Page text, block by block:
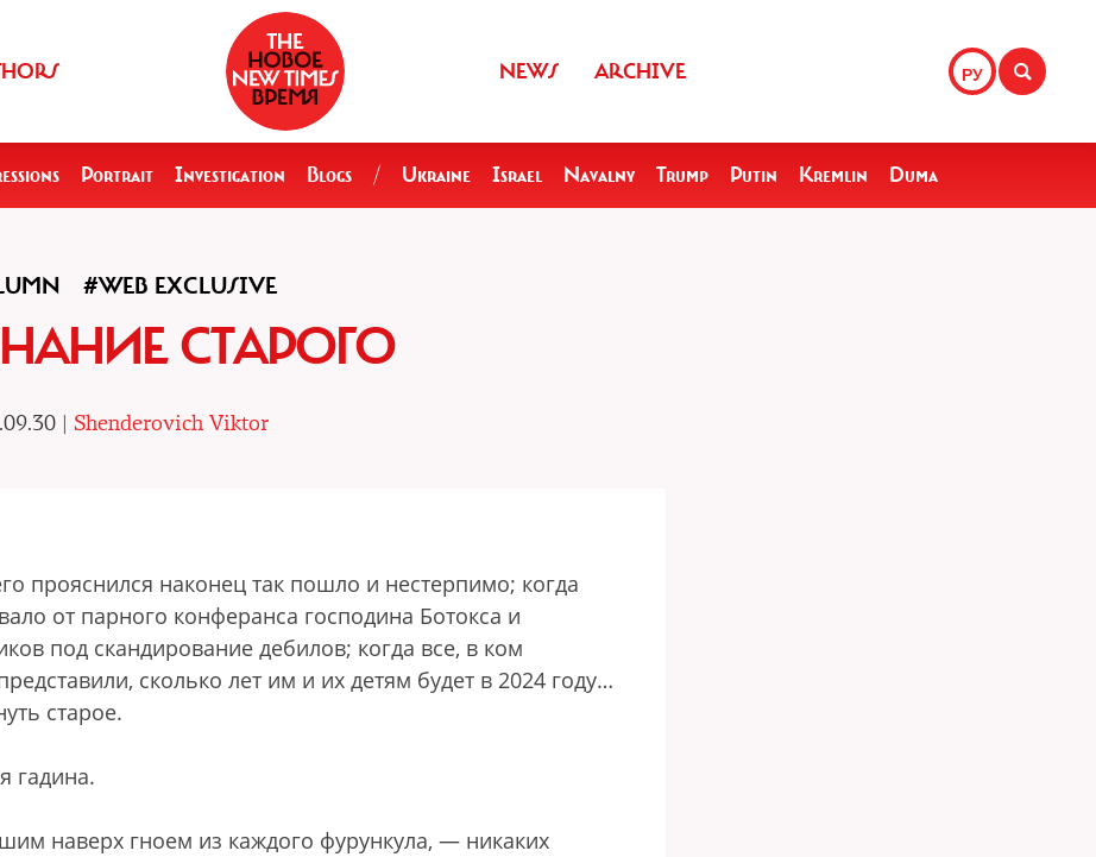
РУ
NEWS ARCHIVE
Portrait Investigation Blogs / Ukraine Israel Navalny Trump Putin Kremlin Duma
#WEB EXCLUSIVE
СТАРОГО
| Shenderovich Viktor
прояснился наконец так пошло и нестерпимо; когда
от парного конферанса господина Ботокса и
под скандирование дебилов; когда все, в ком
сколько лет им и их детям будет в 2024 году…
старое.
гадина.
наверх гноем из каждого фурункула, — никаких